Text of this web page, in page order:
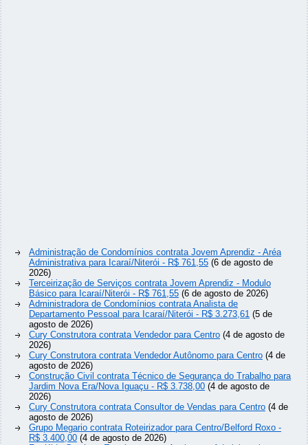
Administração de Condomínios contrata Jovem Aprendiz - Aréa
Administrativa para Icaraí/Niterói - R$ 761,55 (6 de agosto de
2026)
Terceirização de Serviços contrata Jovem Aprendiz - Modulo
Básico para Icaraí/Niterói - R$ 761,55 (6 de agosto de 2026)
Administradora de Condomínios contrata Analista de
Departamento Pessoal para Icaraí/Niterói - R$ 3.273,61 (5 de
agosto de 2026)
Cury Construtora contrata Vendedor para Centro (4 de agosto de
2026)
Cury Construtora contrata Vendedor Autônomo para Centro (4 de
agosto de 2026)
Construção Civil contrata Técnico de Segurança do Trabalho para
Jardim Nova Era/Nova Iguaçu - R$ 3.738,00 (4 de agosto de
2026)
Cury Construtora contrata Consultor de Vendas para Centro (4 de
agosto de 2026)
Grupo Megario contrata Roteirizador para Centro/Belford Roxo -
R$ 3.400,00 (4 de agosto de 2026)